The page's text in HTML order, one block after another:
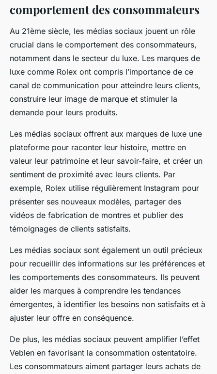
comportement des consommateurs
Au 21ème siècle, les médias sociaux jouent un rôle
crucial dans le comportement des consommateurs,
notamment dans le secteur du luxe. Les marques de
luxe comme Rolex ont compris l’importance de ce
canal de communication pour atteindre leurs clients,
construire leur image de marque et stimuler la
demande pour leurs produits.
Les médias sociaux offrent aux marques de luxe une
plateforme pour raconter leur histoire, mettre en
valeur leur patrimoine et leur savoir-faire, et créer un
sentiment de proximité avec leurs clients. Par
exemple, Rolex utilise régulièrement Instagram pour
présenter ses nouveaux modèles, partager des
vidéos de fabrication de montres et publier des
témoignages de clients satisfaits.
Les médias sociaux sont également un outil précieux
pour recueillir des informations sur les préférences et
les comportements des consommateurs. Ils peuvent
aider les marques à comprendre les tendances
émergentes, à identifier les besoins non satisfaits et à
ajuster leur offre en conséquence.
De plus, les médias sociaux peuvent amplifier l’effet
Veblen en favorisant la consommation ostentatoire.
Les consommateurs aiment partager leurs achats de